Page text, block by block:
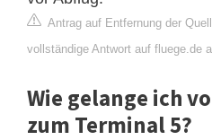
Antrag auf Entfernung der
vollständige Antwort auf fluege.de
Wie gelange ich
zum Terminal 5?